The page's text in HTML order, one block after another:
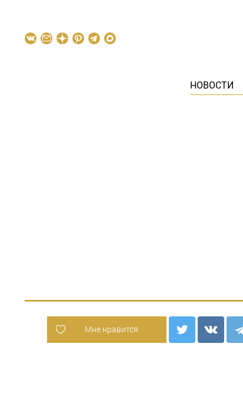
НОВОСТИ
Мне нравится